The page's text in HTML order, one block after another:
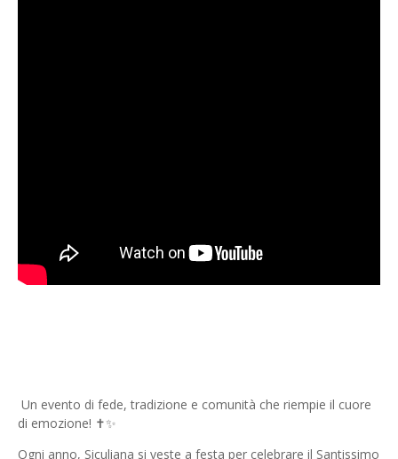
Un evento di fede, tradizione e comunità che riempie il cuore
di emozione! ✝️✨
Ogni anno, Siculiana si veste a festa per celebrare il Santissimo